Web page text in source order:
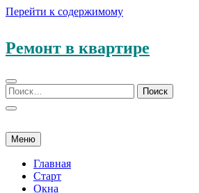
Перейти к содержимому
Ремонт в квартире
Меню
Главная
Старт
Окна